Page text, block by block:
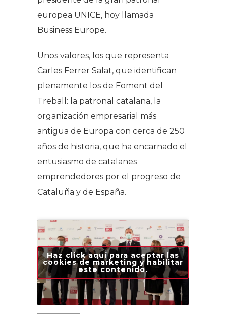
europea UNICE, hoy llamada
Business Europe.
Unos valores, los que representa
Carles Ferrer Salat, que identifican
plenamente los de Foment del
Treball: la patronal catalana, la
organización empresarial más
antigua de Europa con cerca de 250
años de historia, que ha encarnado el
entusiasmo de catalanes
emprendedores por el progreso de
Cataluña y de España.
Haz click aquí para aceptar las
cookies de marketing y habilitar
este contenido.